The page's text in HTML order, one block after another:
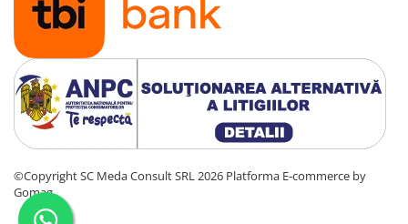
Componente
Placi video
Procesoare
Placi de baza
Memorii RAM
SSD-uri interne
Hard disk-uri interne
Surse
©Copyright SC Meda Consult SRL 2026 Platforma E-commerce by
Gomag